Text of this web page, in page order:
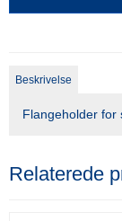
Beskrivelse
Flangeholder for
Relaterede